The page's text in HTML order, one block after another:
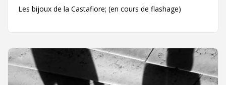
Les bijoux de la Castafiore; (en cours de flashage)